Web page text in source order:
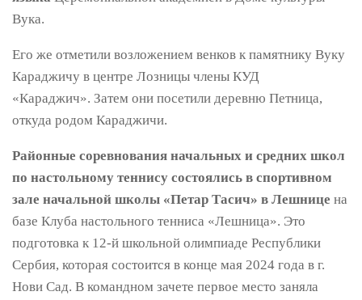
Вука.
Его же отметили возложением венков к памятнику Вуку
Караджичу в центре Лозницы члены КУД
«Караджич». Затем они посетили деревню Петница,
откуда родом Караджичи.
Районные соревнования начальных и средних школ
по настольному теннису состоялись в спортивном
зале начальной школы «Петар Тасич» в Лешнице на
базе Клуба настольного тенниса «Лешница». Это
подготовка к 12-й школьной олимпиаде Республики
Сербия, которая состоится в конце мая 2024 года в г.
Нови Сад. В командном зачете первое место заняла